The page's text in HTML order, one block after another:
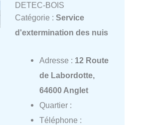
DETEC-BOIS
Catégorie : Service
d'extermination des nuis
Adresse : 12 Route
de Labordotte,
64600 Anglet
Quartier :
Téléphone :